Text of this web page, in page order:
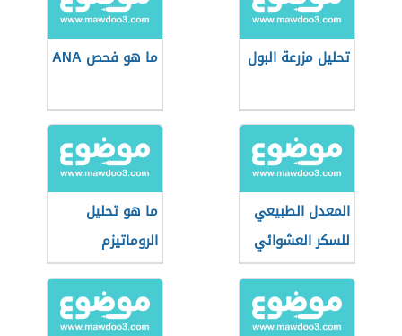
تحليل مزرعة البول ما هو فحص ANA
المعدل الطبيعي
للسكر العشوائي
ما هو تحليل
الروماتيزم